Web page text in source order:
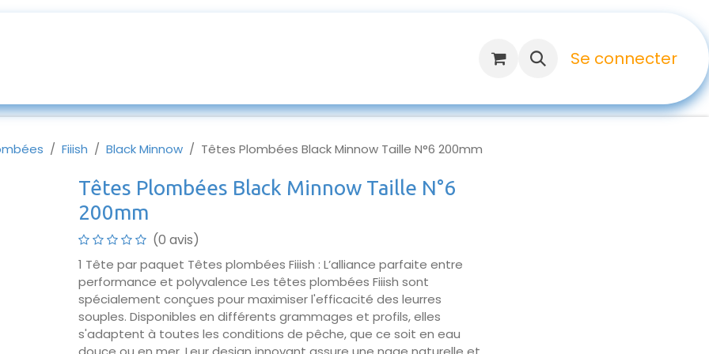
Se connecter
Fiiish Black Minnow Têtes Plombées Black Minnow Taille N°6 200mm
Têtes Plombées Black Minnow Taille N°6
200mm
(0 avis)
1 Tête par paquet Têtes plombées Fiiish : L’alliance parfaite entre
performance et polyvalence Les têtes plombées Fiiish sont
spécialement conçues pour maximiser l'efficacité des leurres
souples. Disponibles en différents grammages et profils, elles
s'adaptent à toutes les conditions de pêche, que ce soit en eau